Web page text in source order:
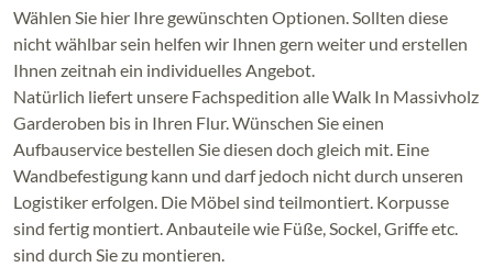
Wählen Sie hier Ihre gewünschten Optionen. Sollten diese
nicht wählbar sein helfen wir Ihnen gern weiter und erstellen
Ihnen zeitnah ein individuelles Angebot.
Natürlich liefert unsere Fachspedition alle Walk In Massivholz
Garderoben bis in Ihren Flur. Wünschen Sie einen
Aufbauservice bestellen Sie diesen doch gleich mit. Eine
Wandbefestigung kann und darf jedoch nicht durch unseren
Logistiker erfolgen. Die Möbel sind teilmontiert. Korpusse
sind fertig montiert. Anbauteile wie Füße, Sockel, Griffe etc.
sind durch Sie zu montieren.